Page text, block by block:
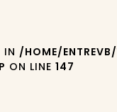
IN /HOME/
ON LINE147